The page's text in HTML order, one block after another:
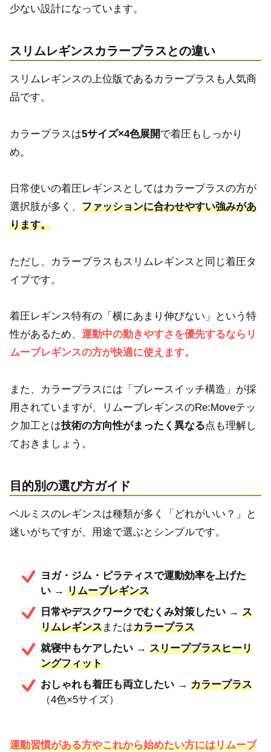
少ない設計になっています。
スリムレギンスカラープラスとの違い
スリムレギンスの上位版であるカラープラスも人気商
品です。
カラープラスは5サイズ×4色展開で着圧もしっかり
め。
日常使いの着圧レギンスとしてはカラープラスの方が
選択肢が多く、 ファッションに合わせやすい強みがあ
ります。
ただし、カラープラスもスリムレギンスと同じ着圧タ
イプです。
着圧レギンス特有の「横にあまり伸びない」という特
性があるため、 運動中の動きやすさを優先するならリ
ムーブレギンスの方が快適に使えます。
また、カラープラスには「ブレースイッチ構造」が採
用されていますが、リムーブレギンスのRe:Moveテッ
ク加工とは技術の方向性がまったく異なる点も理解し
ておきましょう。
目的別の選び方ガイド
ベルミスのレギンスは種類が多く「どれがいい？」と
迷いがちですが、用途で選ぶとシンプルです。
ヨガ・ジム・ピラティスで運動効率を上げた
い → リムーブレギンス
日常やデスクワークでむくみ対策したい → ス
リムレギンスまたはカラープラス
就寝中もケアしたい → スリーププラスヒーリ
ングフィット
おしゃれも着圧も両立したい → カラープラス
（4色×5サイズ）
運動習慣がある方やこれから始めたい方にはリムーブ